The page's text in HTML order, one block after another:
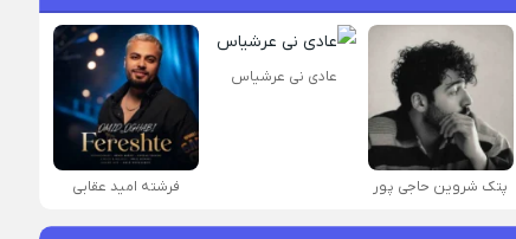
پتک شروین حاجی پور
عادی نی عرشیاس
فرشته امید عقابی